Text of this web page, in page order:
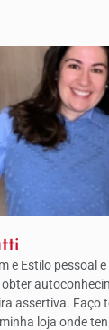
e Estilo pessoal
obter
assertiva. Faço
loja onde